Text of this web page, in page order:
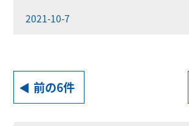
2021-10-7
前の6件